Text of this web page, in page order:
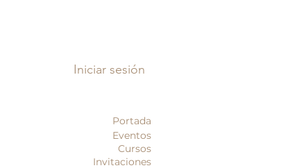
Iniciar sesión
Portada
Eventos
Cursos
Invitaciones